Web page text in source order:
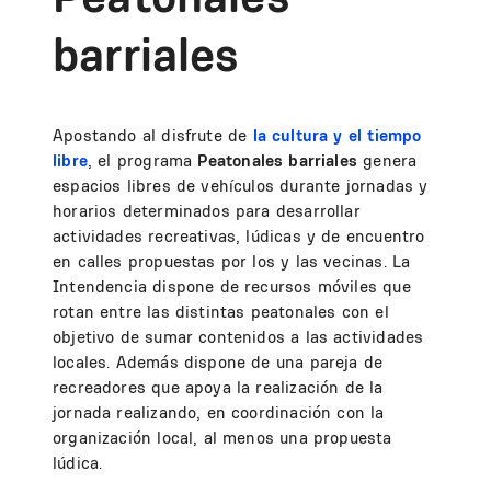
barriales
Apostando al disfrute de la cultura y el tiempo
libre, el programa Peatonales barrialesgenera
espacios libres de vehículos durante jornadas y
horarios determinados para desarrollar
actividades recreativas, lúdicas y de encuentro
en calles propuestas por los y las vecinas. La
Intendencia dispone de recursos móviles que
rotan entre las distintas peatonales con el
objetivo de sumar contenidos a las actividades
locales. Además dispone de una pareja de
recreadores que apoya la realización de la
jornada realizando, en coordinación con la
organización local, al menos una propuesta
lúdica.